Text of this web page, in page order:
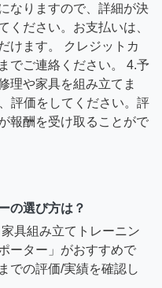
なりますので、詳細が決
ください。お支払いは、
けます。 クレジットカ
でご連絡ください。 4.予
理や家具を組み立てま
評価をしてください。評
報酬を受け取ることがで
の選び方は？
具組み立てトレーニン
ーター」がおすすめで
での評価/実績を確認し